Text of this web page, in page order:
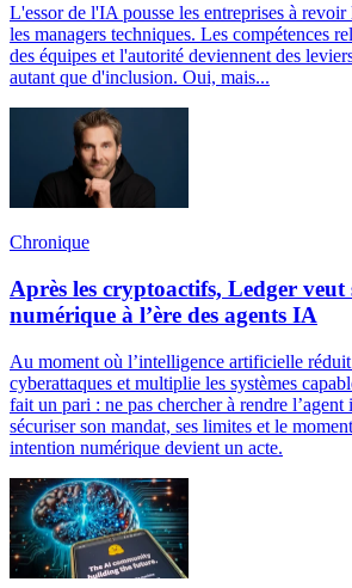
L'essor de l'IA pousse les entreprises à revoir
les managers techniques. Les compétences
des équipes et l'autorité deviennent des
autant que d'inclusion. Oui, mais...
Chronique
Après les cryptoactifs, Ledger veut
numérique à l’ère des agents IA
Au moment où l’intelligence artificielle
cyberattaques et multiplie les systèmes
fait un pari : ne pas chercher à rendre
sécuriser son mandat, ses limites et le
intention numérique devient un acte.